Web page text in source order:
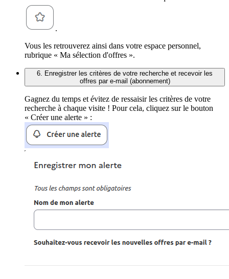
.
Vous les retrouverez ainsi dans votre espace personnel,
rubrique « Ma sélection d'offres ».
6. Enregistrer les critères de votre recherche et recevoir les
offres par e-mail (abonnement)
Gagnez du temps et évitez de ressaisir les critères de votre
recherche à chaque visite ! Pour cela, cliquez sur le bouton
« Créer une alerte » :